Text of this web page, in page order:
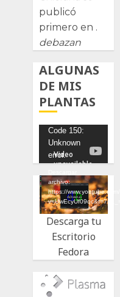
publicó
primero en .
debazan
ALGUNAS
DE MIS
PLANTAS
Reproductor
de
vídeo
Code 150:
Unknown
error.
archivo:
https://
Descarga tu
Escritorio
Fedora